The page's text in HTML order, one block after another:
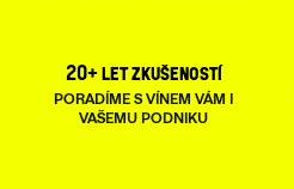
20+ let zkušeností
PORADÍME S VÍNEM VÁM I
VAŠEMU PODNIKU